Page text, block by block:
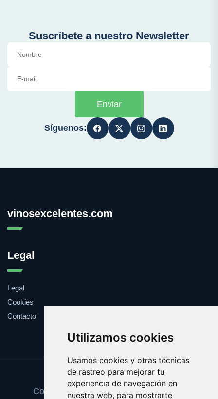
Utilizamos cookies
Usamos cookies y otras técnicas
de rastreo para mejorar tu
experiencia de navegación en
nuestra web, para mostrarte
Suscríbete a nuestro Newsletter
Enviar
Síguenos:
vinosexcelentes.com
Legal
Legal
Cookies
Contacto
Update cookies preferences
Copyright © 2025 vinosexcelentes.com